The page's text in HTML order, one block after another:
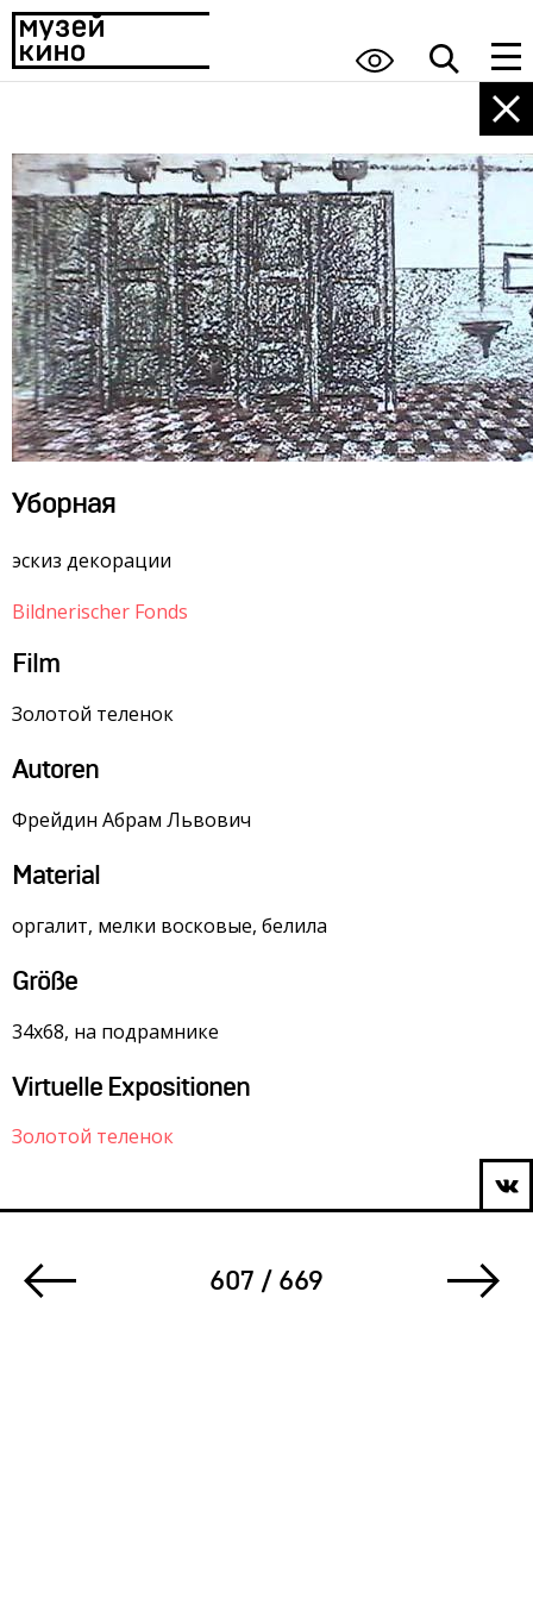
Уборная
эскиз декорации
Bildnerischer Fonds
Film
Золотой теленок
Autoren
Фрейдин Абрам Львович
Material
оргалит, мелки восковые, белила
Größe
34х68, на подрамнике
Virtuelle Expositionen
Золотой теленок
607 / 669